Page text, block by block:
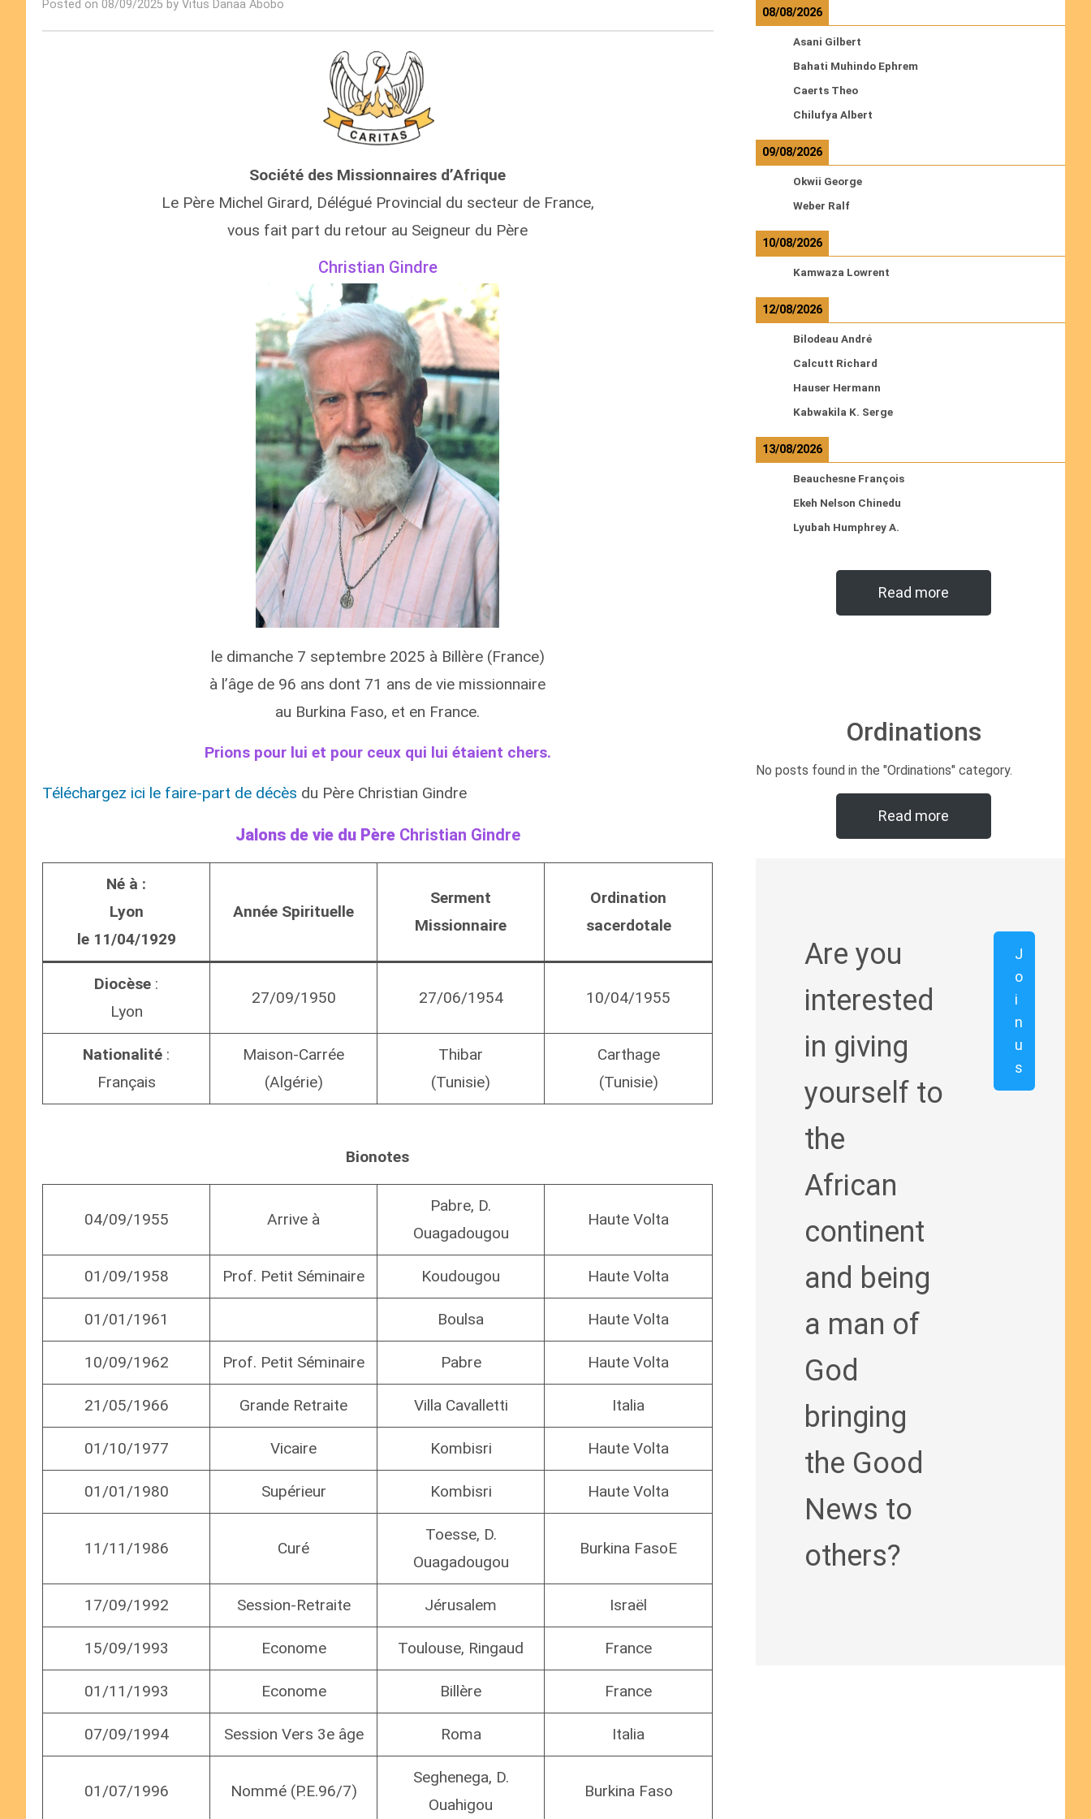
Posted on 08/09/2025 by Vitus Danaa Abobo
Société des Missionnaires d’Afrique
Le Père Michel Girard, Délégué Provincial du secteur de France,
vous fait part du retour au Seigneur du Père
Christian Gindre
le dimanche 7 septembre 2025 à Billère (France)
à l’âge de 96 ans dont 71 ans de vie missionnaire
au Burkina Faso, et en France.
Prions pour lui et pour ceux qui lui étaient chers.
Téléchargez ici le faire-part de décès du Père Christian Gindre
Jalons de vie du PèreChristian Gindre
Né à :
Lyon
le 11/04/1929
Année Spirituelle
Serment
Missionnaire
Ordination
sacerdotale
Diocèse :
Lyon
27/09/1950 27/06/1954 10/04/1955
Nationalité :
Français
Maison-Carrée
(Algérie)
Thibar
(Tunisie)
Carthage
(Tunisie)
Bionotes
04/09/1955 Arrive à
Pabre, D.
Ouagadougou
Haute Volta
01/09/1958 Prof. Petit Séminaire Koudougou Haute Volta
01/01/1961 Boulsa Haute Volta
10/09/1962 Prof. Petit Séminaire Pabre Haute Volta
21/05/1966 Grande Retraite Villa Cavalletti Italia
01/10/1977 Vicaire Kombisri Haute Volta
01/01/1980 Supérieur Kombisri Haute Volta
11/11/1986 Curé
Toesse, D.
Ouagadougou
Burkina FasoE
17/09/1992 Session-Retraite Jérusalem Israël
15/09/1993 Econome Toulouse, Ringaud France
01/11/1993 Econome Billère France
07/09/1994 Session Vers 3e âge Roma Italia
01/07/1996 Nommé (P.E.96/7)
Seghenega, D.
Ouahigou
Burkina Faso
08/08/2026
Asani Gilbert
Bahati Muhindo Ephrem
Caerts Theo
Chilufya Albert
09/08/2026
Okwii George
Weber Ralf
10/08/2026
Kamwaza Lowrent
12/08/2026
Bilodeau André
Calcutt Richard
Hauser Hermann
Kabwakila K. Serge
13/08/2026
Beauchesne François
Ekeh Nelson Chinedu
Lyubah Humphrey A.
Read more
Ordinations
No posts found in the "Ordinations" category.
Read more
Are you
interested
in giving
yourself to
the
African
continent
and being
a man of
God
bringing
the Good
News to
others?
J
o
i
n
u
s